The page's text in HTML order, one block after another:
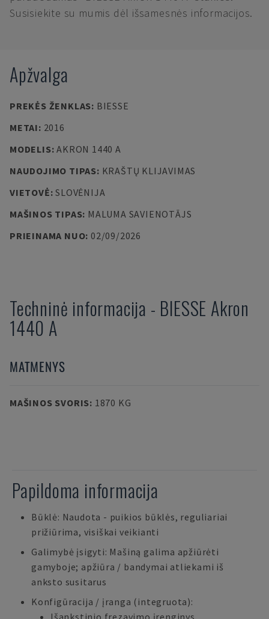
Susisiekite su mumis dėl išsamesnės informacijos.
Apžvalga
PREKĖS ŽENKLAS: BIESSE
METAI: 2016
MODELIS:AKRON 1440 A
NAUDOJIMO TIPAS: KRAŠTŲ KLIJAVIMAS
VIETOVĖ:SLOVĖNIJA
MAŠINOS TIPAS: MALUMA SAVIENOTĀJS
PRIEINAMA NUO: 02/09/2026
Techninė informacija - BIESSE Akron
1440 A
MATMENYS
MAŠINOS SVORIS: 1870 KG
Papildoma informacija
Būklė: Naudota - puikios būklės, reguliariai
prižiūrima, visiškai veikianti
Galimybė įsigyti: Mašiną galima apžiūrėti
gamyboje; apžiūra / bandymai atliekami iš
anksto susitarus
Konfigūracija / įranga (integruota):
Išankstinio frezavimo įrenginys